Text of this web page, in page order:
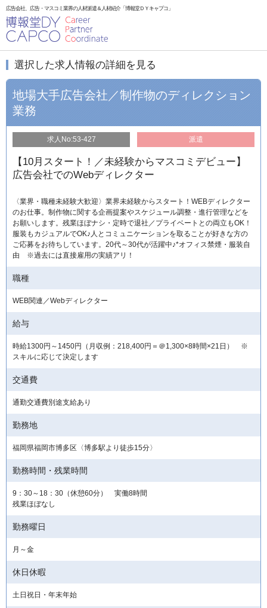
広告会社、広告・マスコミ業界の人材派遣＆人材紹介「博報堂ＤＹキャプコ」
選択した求人情報の詳細を見る
地場大手広告会社／制作物のディレクション
業務
求人No:53-427 派遣
【10月スタート！／未経験からマスコミデビュー】
広告会社でのWebディレクター
〈業界・職種未経験大歓迎〉業界未経験からスタート！WEBディレクター
のお仕事。制作物に関する企画提案やスケジュール調整・進行管理などを
お願いします。残業ほぼナシ・定時で退社／プライベートとの両立もOK！
服装もカジュアルでOK♪人とコミュニケーションを取ることが好きな方の
ご応募をお待ちしています。20代～30代が活躍中♪*オフィス禁煙・服装自
由 ※過去には直接雇用の実績アリ！
職種
WEB関連／Webディレクター
給与
時給1300円～1450円（月収例：218,400円＝＠1,300×8時間×21日） ※
スキルに応じて決定します
交通費
通勤交通費別途支給あり
勤務地
福岡県福岡市博多区〈博多駅より徒歩15分〉
勤務時間・残業時間
9：30～18：30（休憩60分） 実働8時間
残業ほぼなし
勤務曜日
月～金
休日休暇
土日祝日・年末年始